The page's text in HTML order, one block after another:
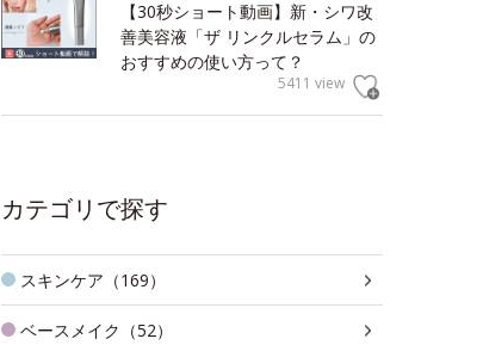
【30秒ショート動画】新・シワ改
善美容液「ザ リンクルセラム」の
おすすめの使い方って？
5411 view
カテゴリで探す
スキンケア（169）
ベースメイク（52）